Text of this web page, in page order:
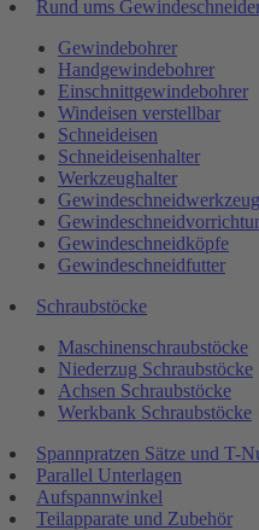
Rund ums
Gewindebohrer
Handgewindebohrer
Einschnittgewindebohrer
Windeisen verstellbar
Schneideisen
Schneideisenhalter
Werkzeughalter
Gewindeschneidköpfe
Gewindeschneidfutter
Schraubstöcke
Maschinenschraubstöcke
Niederzug Schraubstöcke
Achsen Schraubstöcke
Werkbank Schraubstöcke
Spannpratzen Sätze und T-
Parallel Unterlagen
Aufspannwinkel
Teilapparate und Zubehör